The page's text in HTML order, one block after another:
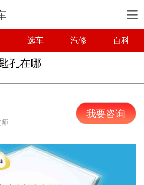
选车 汽修 百科
孔在哪
师
我要咨询